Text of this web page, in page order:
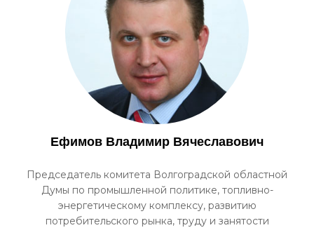
Ефимов Владимир Вячеславович
Председатель комитета Волгоградской областной
Думы по промышленной политике, топливно-
энергетическому комплексу, развитию
потребительского рынка, труду и занятости